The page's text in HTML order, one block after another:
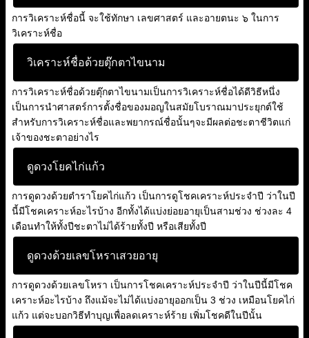
การวิเคราะห์ชื่อนี้ จะใช้ทักษา เลขศาสตร์ และอายตนะ ๖ ในการ
วิเคราะห์ชื่อ
วิเคราะห์ชื่อด้วยตุ๊กตาไขนาม
การวิเคราะห์ชื่อด้วยตุ๊กตาไขนามเป็นการวิเคราะห์ชื่อได้ดีวิธีหนึ่ง
เป็นการนำศาสตร์การตั้งชื่อของมอญในสมัยโบราณมาประยุกต์ใช้
สำหรับการวิเคราะห์ชื่อและพยากรณ์ชื่อนั้นๆจะมีผลต่อชะตาชีวิตแก่
เจ้าของชะตาอย่างไร
ดูดวงโยคไก่แก้ว
การดูดวงด้วยตำราโยคไก่แก้ว เป็นการดูโชคเคราะห์ประจำปี ว่าในปี
นี้มีโชคเคราะห์อะไรบ้าง อีกทั้งได้แบ่งย่อยอายุเป็นสามช่วง ช่วงละ 4
เดือนทำให้ทั้งปีชะตาไม่ได้ร้ายทั้งปี หรือเสียทั้งปี
ดูดวงด้วยเลขโหราเสวยอายุ
การดูดวงด้วยเลขโหรา เป็นการโชคเคราะห์ประจำปี ว่าในปีนี้มีโชค
เคราะห์อะไรบ้าง ถึงแม้จะไม่ได้แบ่งอายุออกเป็น 3 ช่วง เหมือนโยคไก่
แก้ว แต่จะบอกวิธีทำบุญเพื่อลดเคราะห์ร้าย เพิ่มโชคดีในปีนั้น